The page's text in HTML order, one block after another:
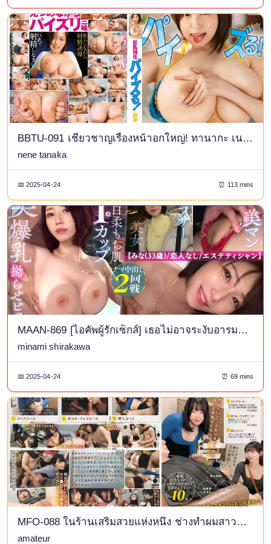
BBTU-091 เชี่ยวชาญเรื่องหน้าอกใหญ่! ทานากะ เนเนะ
nene tanaka
📅 2025-04-24 ⏰ 113 mins
MAAN-869 [ไอคัพผู้รักเซ็กส์] เธอไม่อาจระงับอารมณ์ของตัวเองได้เมื่อออกทริปแช่น้ำพุร้อนแบบใกล้ชิด! หน้าอกใหญ่สวยงามเร้าอารมณ์ของเธอถูกบีบและเธอก็ถึงจุดสุดยอดด้วยการเอานิ้ว! การเป่าที่หยาบคายที่เธอดูดจู๋แล้วไม่ยอมปล่อย! เซ็กส์จริงจังกับน้ำรักที่พุ่งพล่านและพันกัน! แน่นอน เพลิดเพลินไปกับเซ็กส์อย่างเต็มที่พร้อมกับครีมพายและน้ำอสุจิ www [ฉันพยายามดูแลเรื่องอีโรติก NO.6] [มินะ]
minami shirakawa
📅 2025-04-24 ⏰ 69 mins
MFO-088 ในร้านเสริมสวยแห่งหนึ่ง ช่างทำผมสาวและผู้ช่วยช่วยตัวเองให้ฉัน ฉันรู้สึกสดชื่นมากทั้งศีรษะและเป้า [สตรีมเฉพาะเล่มที่ 02]
amateur